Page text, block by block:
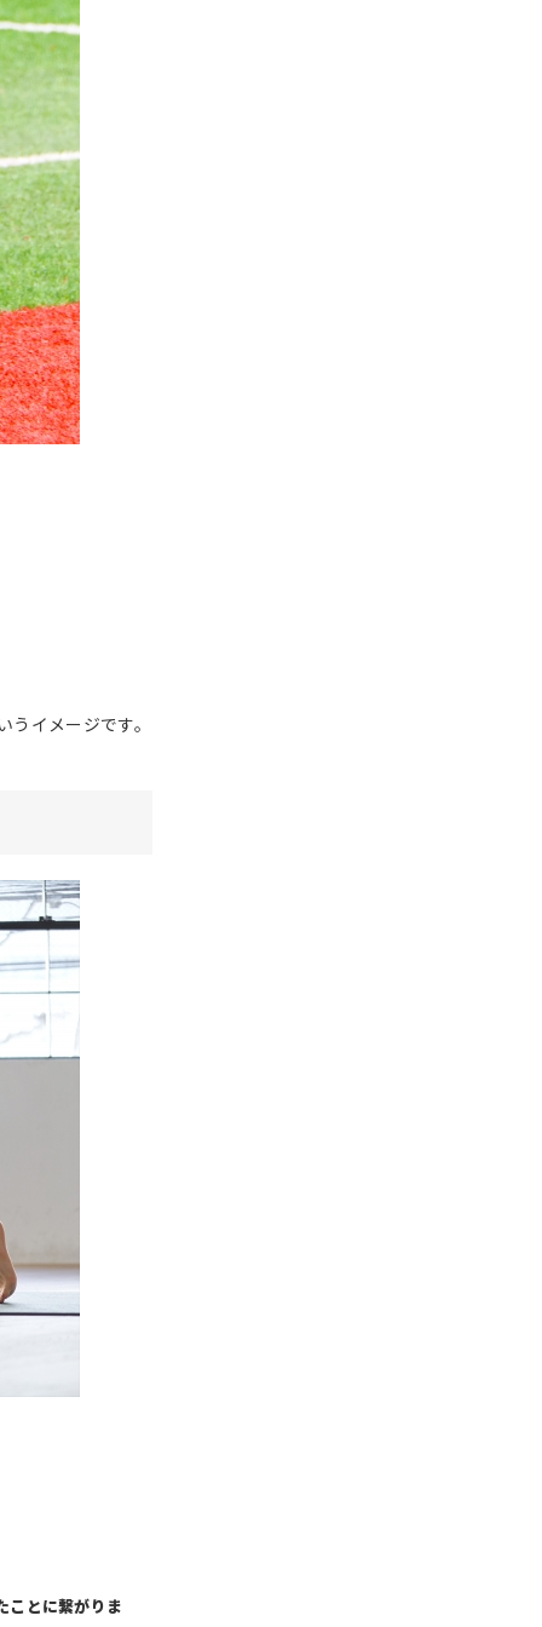
イメージです。
ことに繋がりま